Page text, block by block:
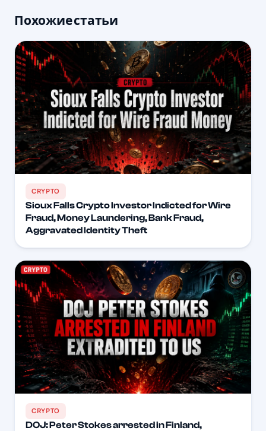
Похожие статьи
CRYPTO
Sioux Falls Crypto Investor Indicted for Wire
Fraud, Money Laundering, Bank Fraud,
Aggravated Identity Theft
CRYPTO
DOJ: Peter Stokes arrested in Finland,